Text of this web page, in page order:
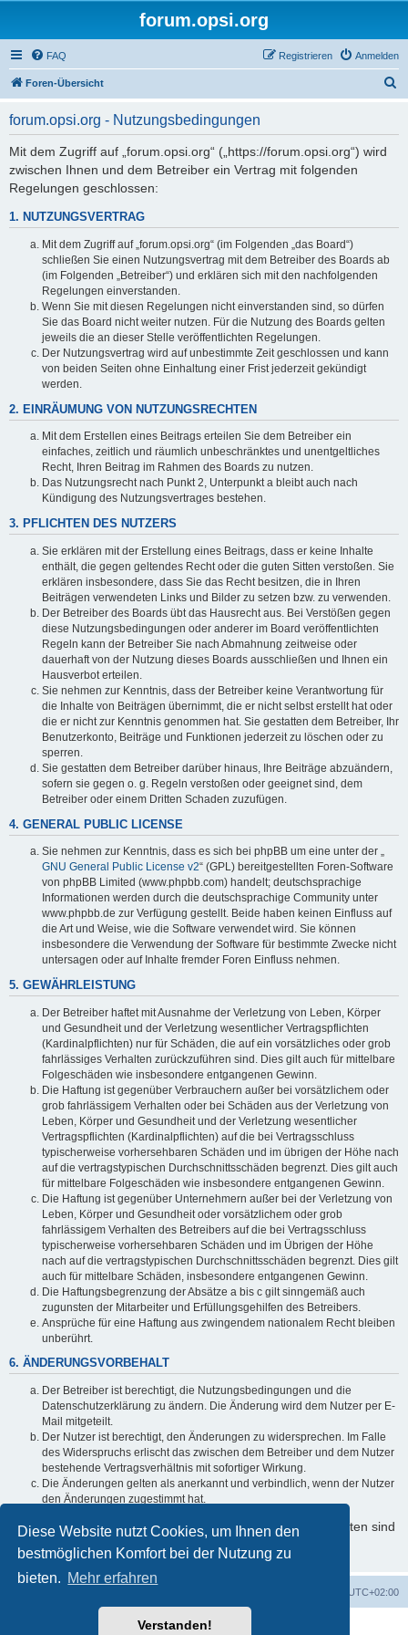
Diese Website nutzt Cookies, um Ihnen den
bestmöglichen Komfort bei der Nutzung zu
bieten. Mehr erfahren
Verstanden!
forum.opsi.org
FAQ Anmelden
Registrieren
Foren-Übersicht
forum.opsi.org - Nutzungsbedingungen
Mit dem Zugriff auf „forum.opsi.org“ („https://forum.opsi.org“) wird
zwischen Ihnen und dem Betreiber ein Vertrag mit folgenden
Regelungen geschlossen:
1. NUTZUNGSVERTRAG
Mit dem Zugriff auf „forum.opsi.org“ (im Folgenden „das Board“)
schließen Sie einen Nutzungsvertrag mit dem Betreiber des Boards ab
(im Folgenden „Betreiber“) und erklären sich mit den nachfolgenden
Regelungen einverstanden.
Wenn Sie mit diesen Regelungen nicht einverstanden sind, so dürfen
Sie das Board nicht weiter nutzen. Für die Nutzung des Boards gelten
jeweils die an dieser Stelle veröffentlichten Regelungen.
Der Nutzungsvertrag wird auf unbestimmte Zeit geschlossen und kann
von beiden Seiten ohne Einhaltung einer Frist jederzeit gekündigt
werden.
2. EINRÄUMUNG VON NUTZUNGSRECHTEN
Mit dem Erstellen eines Beitrags erteilen Sie dem Betreiber ein
einfaches, zeitlich und räumlich unbeschränktes und unentgeltliches
Recht, Ihren Beitrag im Rahmen des Boards zu nutzen.
Das Nutzungsrecht nach Punkt 2, Unterpunkt a bleibt auch nach
Kündigung des Nutzungsvertrages bestehen.
3. PFLICHTEN DES NUTZERS
Sie erklären mit der Erstellung eines Beitrags, dass er keine Inhalte
enthält, die gegen geltendes Recht oder die guten Sitten verstoßen. Sie
erklären insbesondere, dass Sie das Recht besitzen, die in Ihren
Beiträgen verwendeten Links und Bilder zu setzen bzw. zu verwenden.
Der Betreiber des Boards übt das Hausrecht aus. Bei Verstößen gegen
diese Nutzungsbedingungen oder anderer im Board veröffentlichten
Regeln kann der Betreiber Sie nach Abmahnung zeitweise oder
dauerhaft von der Nutzung dieses Boards ausschließen und Ihnen ein
Hausverbot erteilen.
Sie nehmen zur Kenntnis, dass der Betreiber keine Verantwortung für
die Inhalte von Beiträgen übernimmt, die er nicht selbst erstellt hat oder
die er nicht zur Kenntnis genommen hat. Sie gestatten dem Betreiber, Ihr
Benutzerkonto, Beiträge und Funktionen jederzeit zu löschen oder zu
sperren.
Sie gestatten dem Betreiber darüber hinaus, Ihre Beiträge abzuändern,
sofern sie gegen o. g. Regeln verstoßen oder geeignet sind, dem
Betreiber oder einem Dritten Schaden zuzufügen.
4. GENERAL PUBLIC LICENSE
Sie nehmen zur Kenntnis, dass es sich bei phpBB um eine unter der „
GNU General Public License v2“ (GPL) bereitgestellten Foren-Software
von phpBB Limited (www.phpbb.com) handelt; deutschsprachige
Informationen werden durch die deutschsprachige Community unter
www.phpbb.de zur Verfügung gestellt. Beide haben keinen Einfluss auf
die Art und Weise, wie die Software verwendet wird. Sie können
insbesondere die Verwendung der Software für bestimmte Zwecke nicht
untersagen oder auf Inhalte fremder Foren Einfluss nehmen.
5. GEWÄHRLEISTUNG
Der Betreiber haftet mit Ausnahme der Verletzung von Leben, Körper
und Gesundheit und der Verletzung wesentlicher Vertragspflichten
(Kardinalpflichten) nur für Schäden, die auf ein vorsätzliches oder grob
fahrlässiges Verhalten zurückzuführen sind. Dies gilt auch für mittelbare
Folgeschäden wie insbesondere entgangenen Gewinn.
Die Haftung ist gegenüber Verbrauchern außer bei vorsätzlichem oder
grob fahrlässigem Verhalten oder bei Schäden aus der Verletzung von
Leben, Körper und Gesundheit und der Verletzung wesentlicher
Vertragspflichten (Kardinalpflichten) auf die bei Vertragsschluss
typischerweise vorhersehbaren Schäden und im übrigen der Höhe nach
auf die vertragstypischen Durchschnittsschäden begrenzt. Dies gilt auch
für mittelbare Folgeschäden wie insbesondere entgangenen Gewinn.
Die Haftung ist gegenüber Unternehmern außer bei der Verletzung von
Leben, Körper und Gesundheit oder vorsätzlichem oder grob
fahrlässigem Verhalten des Betreibers auf die bei Vertragsschluss
typischerweise vorhersehbaren Schäden und im Übrigen der Höhe
nach auf die vertragstypischen Durchschnittsschäden begrenzt. Dies gilt
auch für mittelbare Schäden, insbesondere entgangenen Gewinn.
Die Haftungsbegrenzung der Absätze a bis c gilt sinngemäß auch
zugunsten der Mitarbeiter und Erfüllungsgehilfen des Betreibers.
Ansprüche für eine Haftung aus zwingendem nationalem Recht bleiben
unberührt.
6. ÄNDERUNGSVORBEHALT
Der Betreiber ist berechtigt, die Nutzungsbedingungen und die
Datenschutzerklärung zu ändern. Die Änderung wird dem Nutzer per E-
Mail mitgeteilt.
Der Nutzer ist berechtigt, den Änderungen zu widersprechen. Im Falle
des Widerspruchs erlischt das zwischen dem Betreiber und dem Nutzer
bestehende Vertragsverhältnis mit sofortiger Wirkung.
Die Änderungen gelten als anerkannt und verbindlich, wenn der Nutzer
den Änderungen zugestimmt hat.
Informationen über den Umgang mit Ihren persönlichen Daten sind
in der Datenschutzerklärung enthalten.
UTC+02:00
Powered byphpBB® Forum Software © phpBB Limited